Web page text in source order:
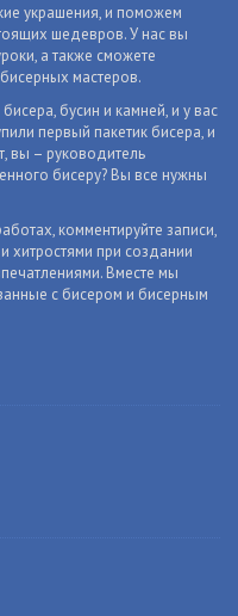
украшения, и поможем
шедевров. У нас вы
а также сможете
мастеров.
бусин и камней, и у вас
первый пакетик бисера, и
вы – руководитель
бисеру? Вы все нужны
комментируйте записи,
хитростями при создании
Вместе мы
с бисером и бисерным